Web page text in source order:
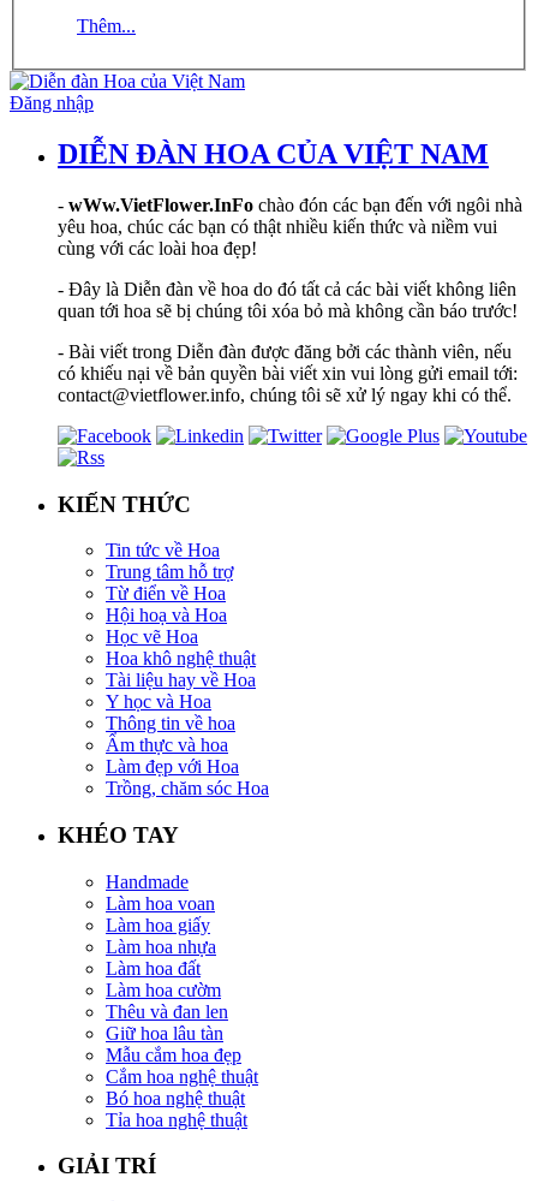
Thêm...
Đăng nhập
DIỄN ĐÀN HOA CỦA VIỆT NAM
- wWw.VietFlower.InFo chào đón các bạn đến với ngôi nhà
yêu hoa, chúc các bạn có thật nhiều kiến thức và niềm vui
cùng với các loài hoa đẹp!
- Đây là Diễn đàn về hoa do đó tất cả các bài viết không liên
quan tới hoa sẽ bị chúng tôi xóa bỏ mà không cần báo trước!
- Bài viết trong Diễn đàn được đăng bởi các thành viên, nếu
có khiếu nại về bản quyền bài viết xin vui lòng gửi email tới:
contact@vietflower.info, chúng tôi sẽ xử lý ngay khi có thể.
KIẾN THỨC
Tin tức về Hoa
Trung tâm hỗ trợ
Từ điển về Hoa
Hội hoạ và Hoa
Học vẽ Hoa
Hoa khô nghệ thuật
Tài liệu hay về Hoa
Y học và Hoa
Thông tin về hoa
Ẩm thực và hoa
Làm đẹp với Hoa
Trồng, chăm sóc Hoa
KHÉO TAY
Handmade
Làm hoa voan
Làm hoa giấy
Làm hoa nhựa
Làm hoa đất
Làm hoa cườm
Thêu và đan len
Giữ hoa lâu tàn
Mẫu cắm hoa đẹp
Cắm hoa nghệ thuật
Bó hoa nghệ thuật
Tỉa hoa nghệ thuật
GIẢI TRÍ